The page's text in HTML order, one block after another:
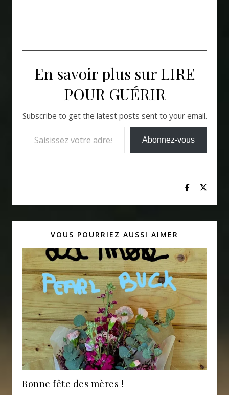
En savoir plus sur LIRE
POUR GUÉRIR
Subscribe to get the latest posts sent to your email.
Saisissez votre adresse e-mail…
Abonnez-vous
VOUS POURRIEZ AUSSI AIMER
Bonne fête des mères !